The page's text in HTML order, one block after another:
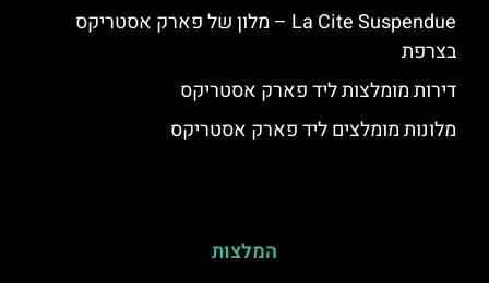
La Cite Suspendue – מלון של פארק אסטריקס
בצרפת
דירות מומלצות ליד פארק אסטריקס
מלונות מומלצים ליד פארק אסטריקס
המלצות